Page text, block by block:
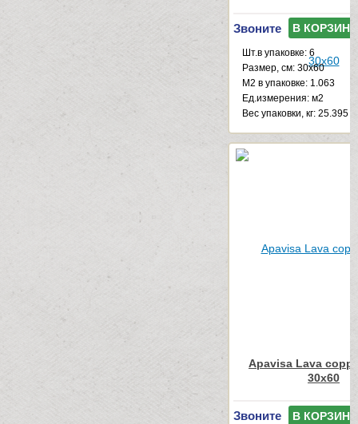
Звоните В КОРЗИНУ
Шт.в упаковке: 6
Размер, см: 30x60
М2 в упаковке: 1.063
Ед.измерения: м2
Веc упаковки, кг: 25.395
Apavisa Lava
30x60
Звоните В КОРЗИНУ